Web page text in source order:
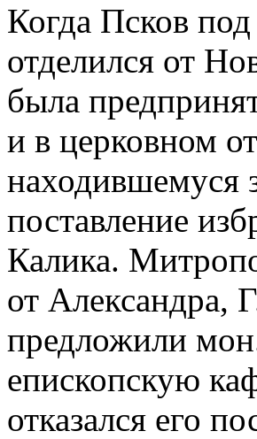
Когда Псков
отделился от
была
и в церковном
находившемуся
поставление
Калика.
от Александра,
предложили
епископскую
отказался его